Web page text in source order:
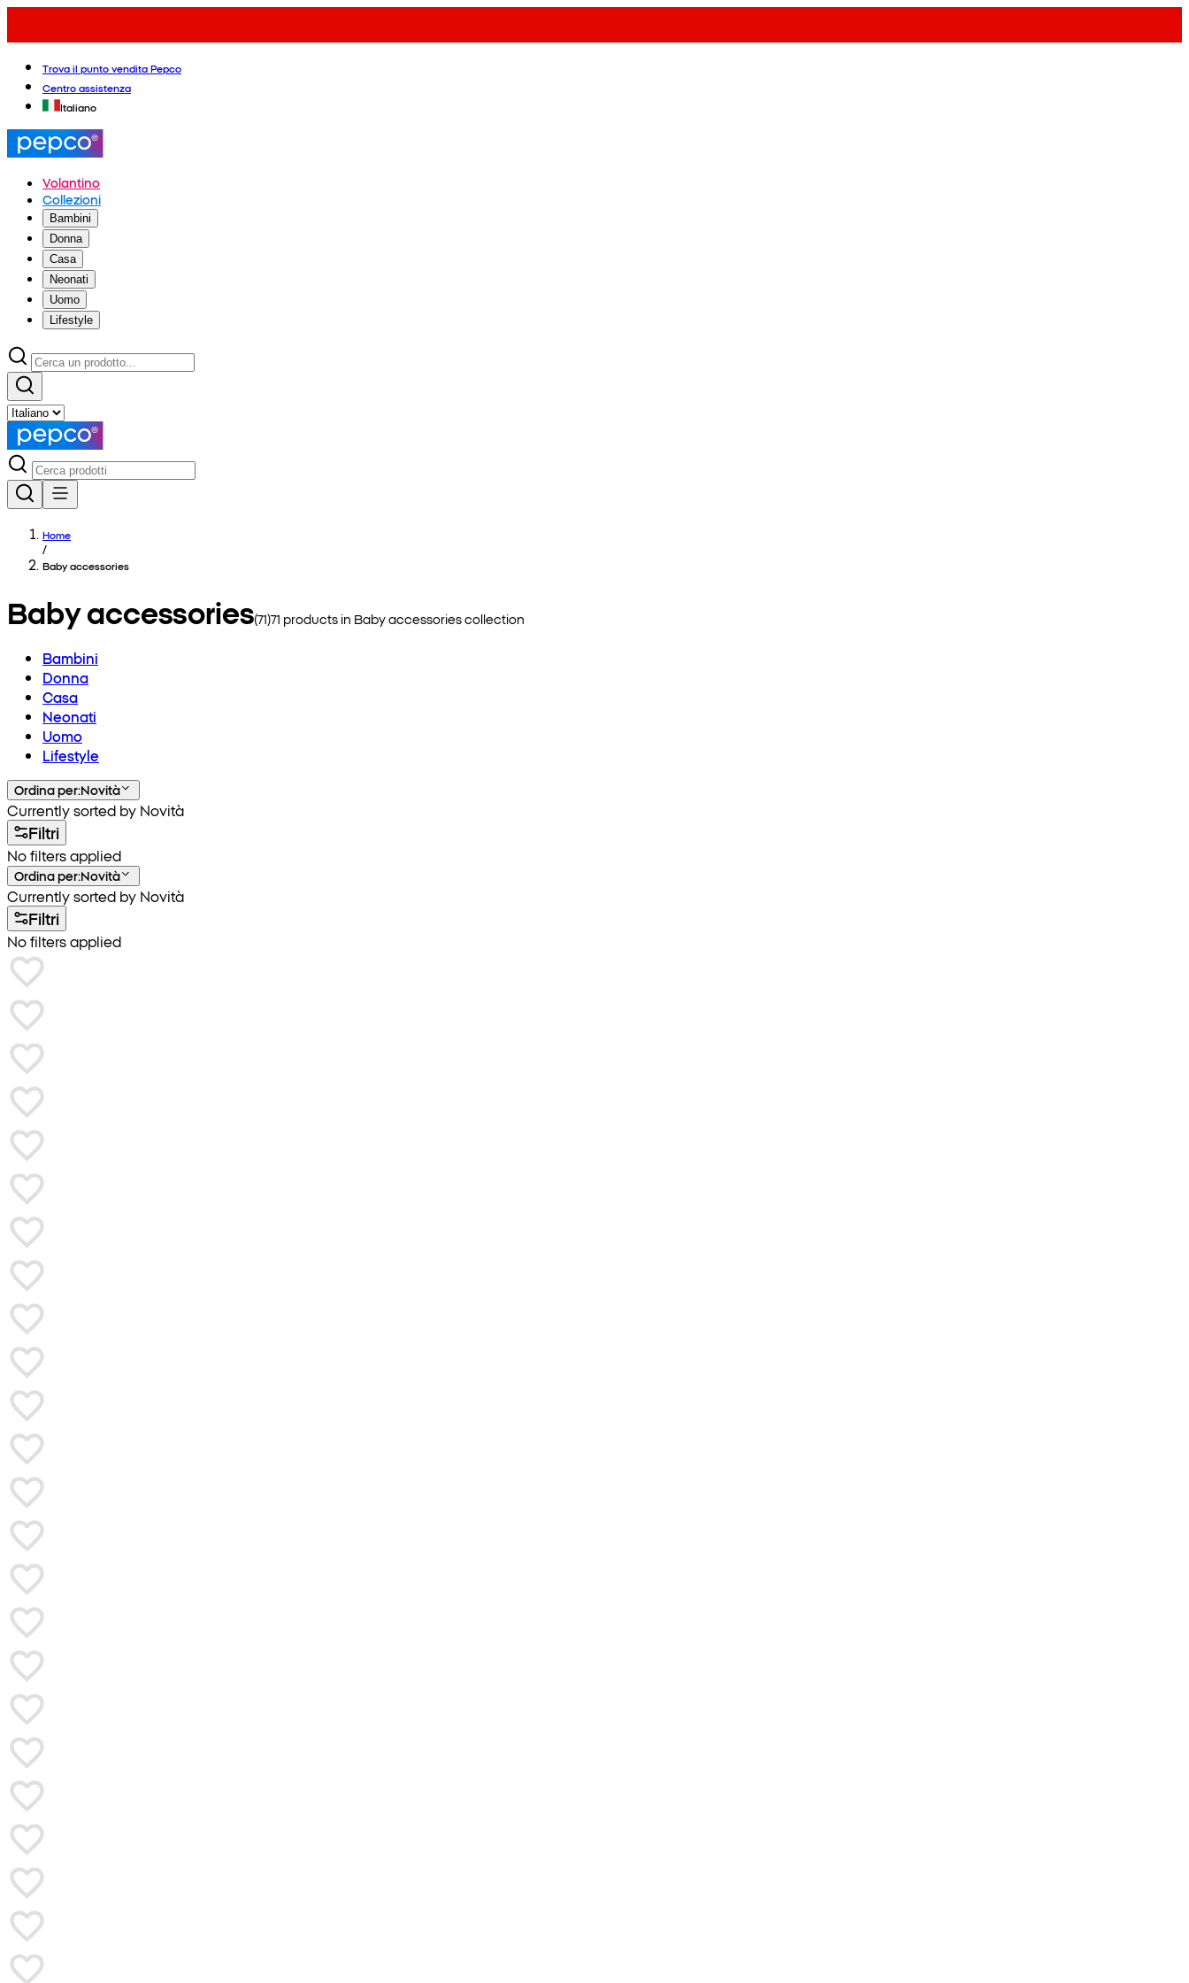
Trova il punto vendita Pepco
Centro assistenza
Italiano
Volantino
Collezioni
Bambini
Donna
Casa
Neonati
Uomo
Lifestyle
Home
/
Baby accessories
Baby accessories(71)71 products in Baby accessoriescollection
Bambini
Donna
Casa
Neonati
Uomo
Lifestyle
Ordina per:Novità
Currently sorted by Novità
Filtri
No filters applied
Ordina per:Novità
Currently sorted by Novità
Filtri
No filters applied